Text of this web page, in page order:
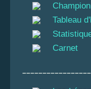
Tableau
Carnet